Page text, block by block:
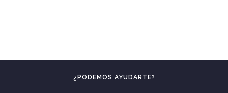
¿PODEMOS AYUDARTE?